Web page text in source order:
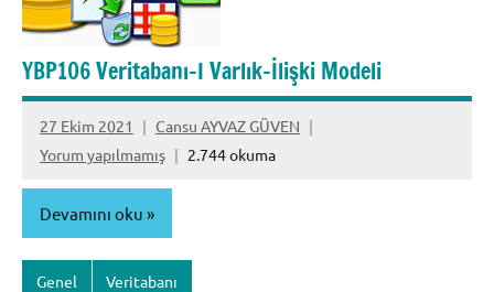
YBP106 Veritabanı-I Varlık-İlişki Modeli
27 Ekim 2021
Cansu AYVAZ GÜVEN
Yorum yapılmamış
2.744 okuma
Devamını oku
Genel Veritabanı